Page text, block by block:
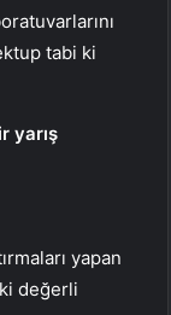
tabi ki
yarış
yapan
değerli